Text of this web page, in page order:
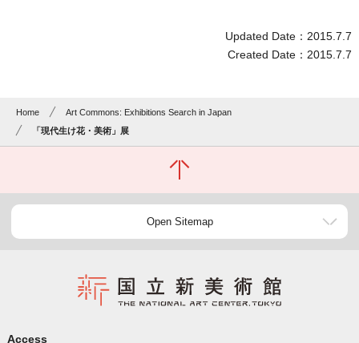
Updated Date：2015.7.7
Created Date：2015.7.7
Home
Art Commons: Exhibitions Search in Japan
「現代生け花・美術」展
Open Sitemap
Access